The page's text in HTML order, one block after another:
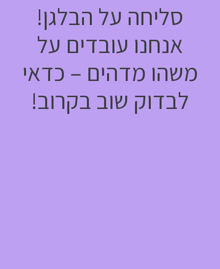
סליחה על הבלגן!
אנחנו עובדים על
משהו מדהים – כדאי
לבדוק שוב בקרוב!